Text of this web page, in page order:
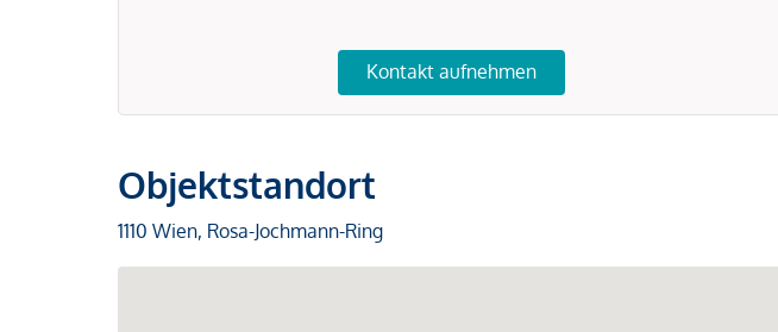
Kontakt aufnehmen
Objektstandort
1110 Wien, Rosa-Jochmann-Ring